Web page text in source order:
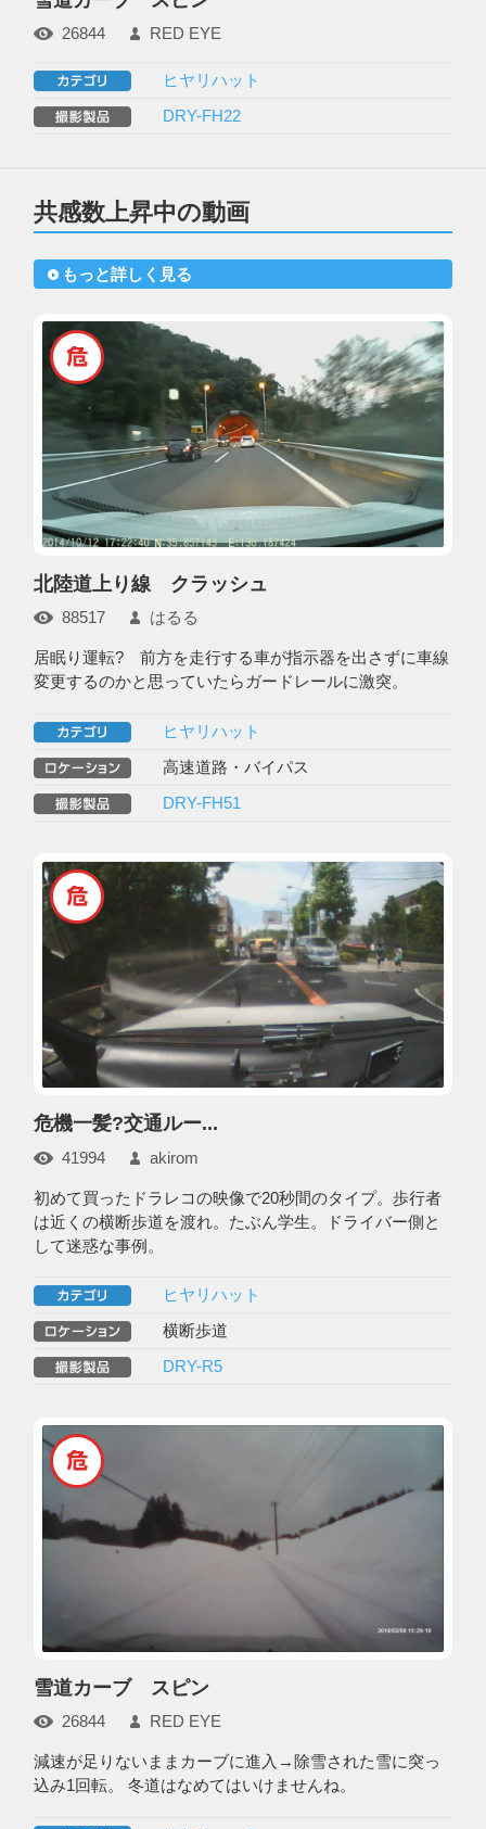
26844 RED EYE
ヒヤリハット
DRY-FH22
共感数上昇中の動画
もっと詳しく見る
北陸道上り線 クラッシュ
88517 はるる
居眠り運転? 前方を走行する車が指示器を出さずに車線
変更するのかと思っていたらガードレールに激突。
ヒヤリハット
高速道路・バイパス
DRY-FH51
危機一髪?交通ルー...
41994 akirom
初めて買ったドラレコの映像で20秒間のタイプ。歩行者
は近くの横断歩道を渡れ。たぶん学生。ドライバー側と
して迷惑な事例。
ヒヤリハット
横断歩道
DRY-R5
雪道カーブ スピン
26844 RED EYE
減速が足りないままカーブに進入→除雪された雪に突っ
込み1回転。 冬道はなめてはいけませんね。